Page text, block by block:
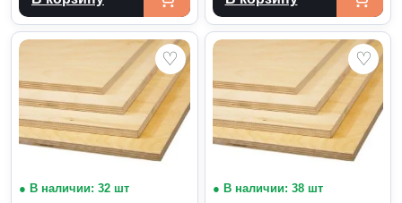
♡
● В наличии: 32 шт
♡
● В наличии: 38 шт